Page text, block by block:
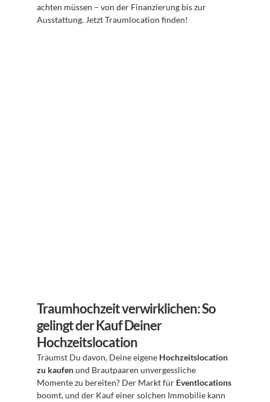
achten müssen – von der Finanzierung bis zur
Ausstattung. Jetzt Traumlocation finden!
Traumhochzeit verwirklichen: So
gelingt der Kauf Deiner
Hochzeitslocation
Träumst Du davon, Deine eigene Hochzeitslocation
zu kaufen und Brautpaaren unvergessliche
Momente zu bereiten? Der Markt für Eventlocations
boomt, und der Kauf einer solchen Immobilie kann